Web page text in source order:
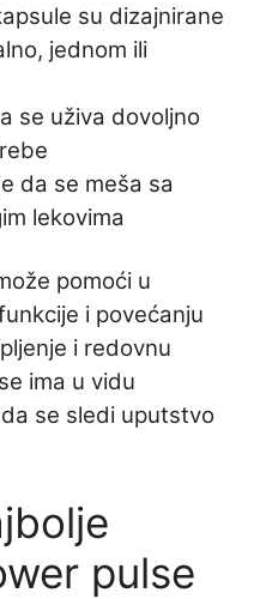
su dizajnirane
jednom ili
se uživa dovoljno
da se meša sa
lekovima
pomoći u
i povećanju
i redovnu
ima u vidu
se sledi uputstvo
pulse